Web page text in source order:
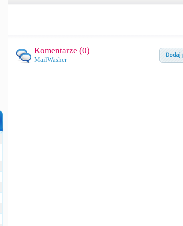
Komentarze (0)
MailWasher